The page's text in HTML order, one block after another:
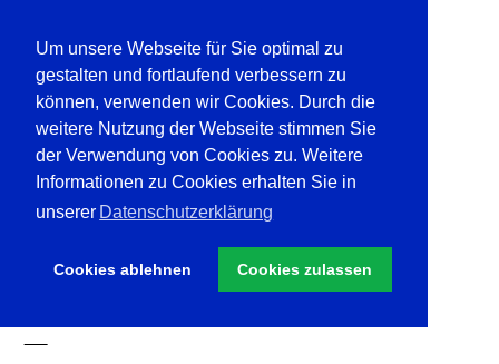
Um unsere Webseite für Sie optimal zu
gestalten und fortlaufend verbessern zu
können, verwenden wir Cookies. Durch die
weitere Nutzung der Webseite stimmen Sie
der Verwendung von Cookies zu. Weitere
Informationen zu Cookies erhalten Sie in
unserer Datenschutzerklärung
Cookies ablehnen Cookies zulassen